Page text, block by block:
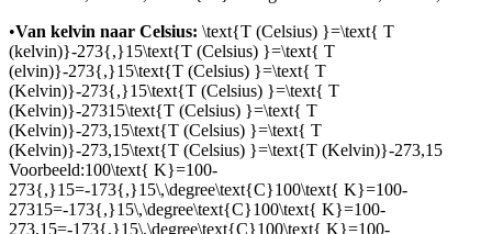
•Van kelvin naar Celsius: \text{T (Celsius) }=\text{ T
(kelvin)}-273{,}15\text{T (Celsius) }=\text{ T
(elvin)}-273{,}15\text{T (Celsius) }=\text{ T
(Kelvin)}-273{,}15\text{T (Celsius) }=\text{ T
(Kelvin)}-27315\text{T (Celsius) }=\text{ T
(Kelvin)}-273,15\text{T (Celsius) }=\text{ T
(Kelvin)}-273,15\text{T (Celsius) }=\text{T (Kelvin)}-273,15
Voorbeeld:100\text{ K}=100-
273{,}15=-173{,}15\,\degree\text{C}100\text{ K}=100-
27315=-173{,}15\,\degree\text{C}100\text{ K}=100-
273,15=-173{,}15\,\degree\text{C}100\text{ K}=100-